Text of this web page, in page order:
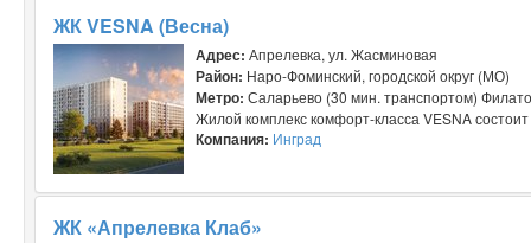
ЖК VESNA (Весна)
Адрес: Апрелевка, ул. Жасминовая
Район: Наро-Фоминский, городской округ (МО)
Метро: Саларьево (30 мин. транспортом)
Жилой комплекс комфорт-класса VESNA
Компания: Инград
ЖК «Апрелевка Клаб»